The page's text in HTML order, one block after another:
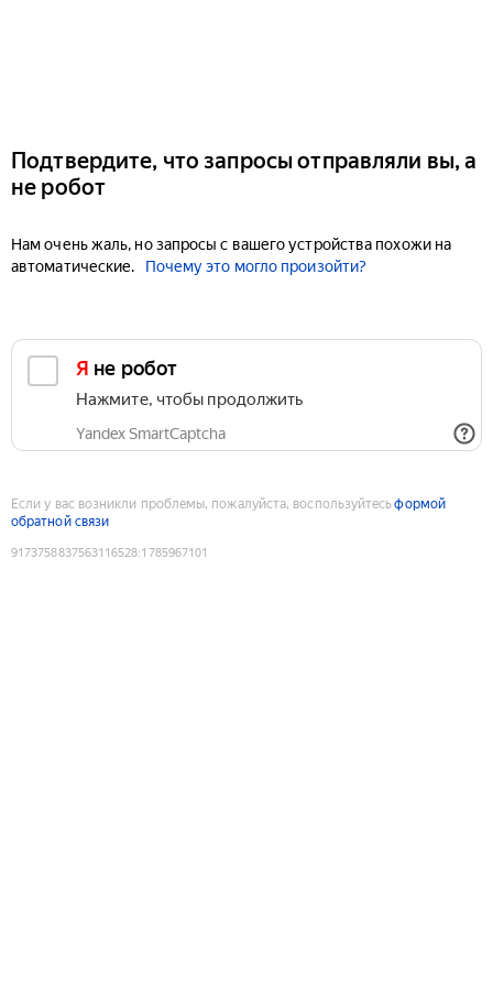
Подтвердите, что запросы отправляли вы, а
не робот
Нам очень жаль, но запросы с вашего устройства похожи на
автоматические.
Почему это могло произойти?
Я не робот
Нажмите, чтобы продолжить
Yandex SmartCaptcha
Если у вас возникли проблемы, пожалуйста, воспользуйтесьформой
обратной связи
9173758837563116528:1785967101